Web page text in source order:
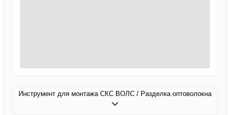
Инструмент для монтажа СКС ВОЛС / Разделка оптоволокна